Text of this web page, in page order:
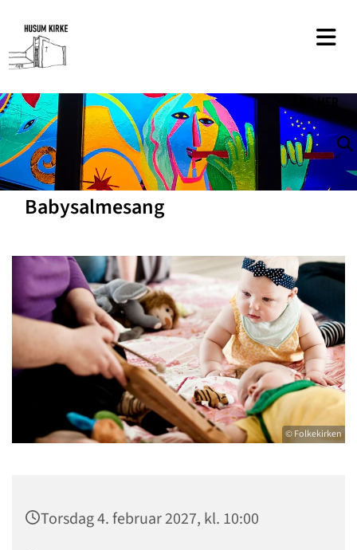
HER
Babysalmesang
© Folkekirken
Torsdag 4. februar 2027, kl. 10:00